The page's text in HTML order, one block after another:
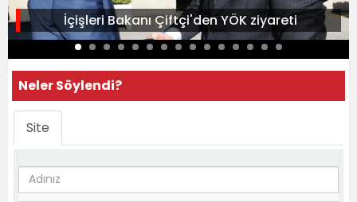
İçişleri Bakanı Çiftçi'den YÖK ziyareti
Neler Söylendi?
Site